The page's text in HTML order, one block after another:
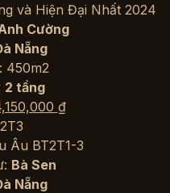
₫.
tại
và Hiện Đại Nhất 2024
Cường
Nẵng
450m2
2 tầng
₫.
₫Giá
tại
Âu BT2T1-3
Bà Sen
Nẵng